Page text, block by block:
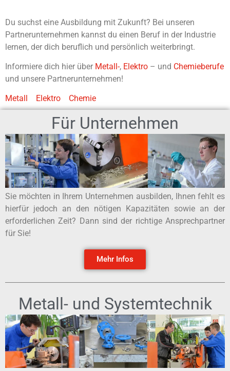
Du suchst eine Ausbildung mit Zukunft? Bei unseren
Partnerunternehmen kannst du einen Beruf in der Industrie
lernen, der dich beruflich und persönlich weiterbringt.
Informiere dich hier über Metall-, Elektro – und Chemieberufe
und unsere Partnerunternehmen!
Metall Elektro Chemie
Für Unternehmen
Sie möchten in Ihrem Unternehmen ausbilden, Ihnen fehlt es
hierfür jedoch an den nötigen Kapazitäten sowie an der
erforderlichen Zeit? Dann sind der richtige Ansprechpartner
für Sie!
Mehr Infos
Metall- und Systemtechnik